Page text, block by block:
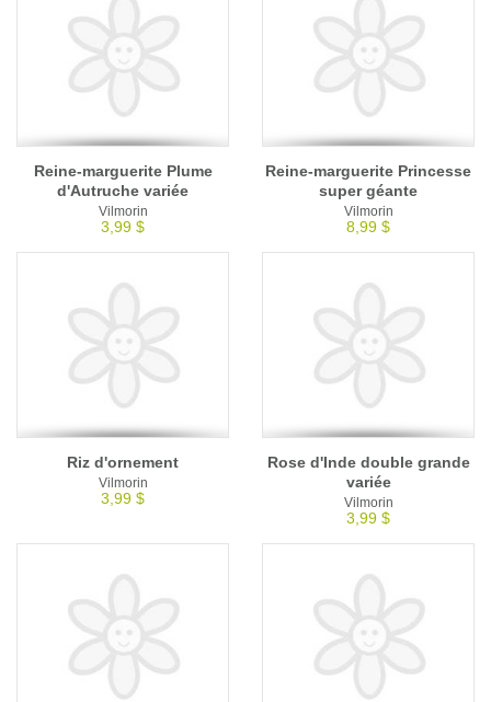
Reine-marguerite Plume
d'Autruche variée
Vilmorin
3,99 $
Reine-marguerite Princesse
super géante
Vilmorin
8,99 $
Riz d'ornement
Vilmorin
3,99 $
Rose d'Inde double grande
variée
Vilmorin
3,99 $